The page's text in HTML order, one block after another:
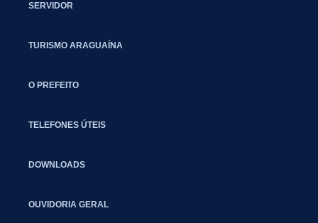
SERVIDOR
TURISMO ARAGUAÍNA
O PREFEITO
TELEFONES ÚTEIS
DOWNLOADS
OUVIDORIA GERAL